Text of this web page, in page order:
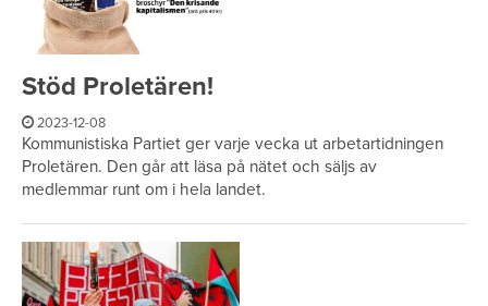
Stöd Proletären!
2023-12-08
Kommunistiska Partiet ger varje vecka ut arbetartidningen
Proletären. Den går att läsa på nätet och säljs av
medlemmar runt om i hela landet.